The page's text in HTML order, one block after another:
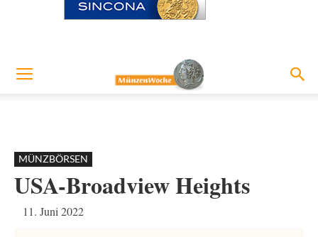
MÜNZBÖRSEN
USA-Broadview Heights
11. Juni 2022